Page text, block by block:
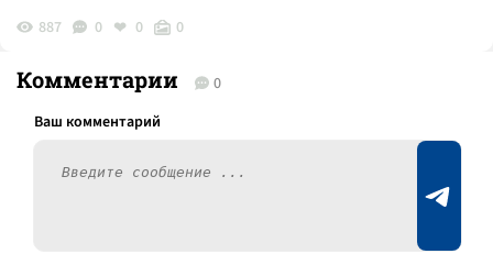
887 0 0 0
Комментарии 0